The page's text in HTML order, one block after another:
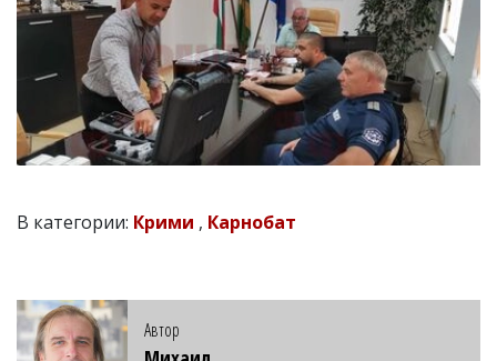
В категории: Крими , Карнобат
Автор